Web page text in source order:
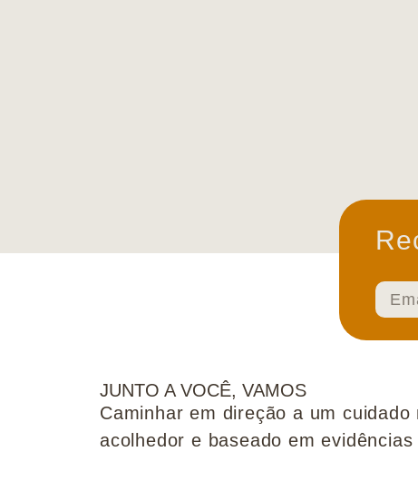
JUNTO A VOCÊ, VAMOS
Caminhar em direção a um cuidado
acolhedor e baseado em